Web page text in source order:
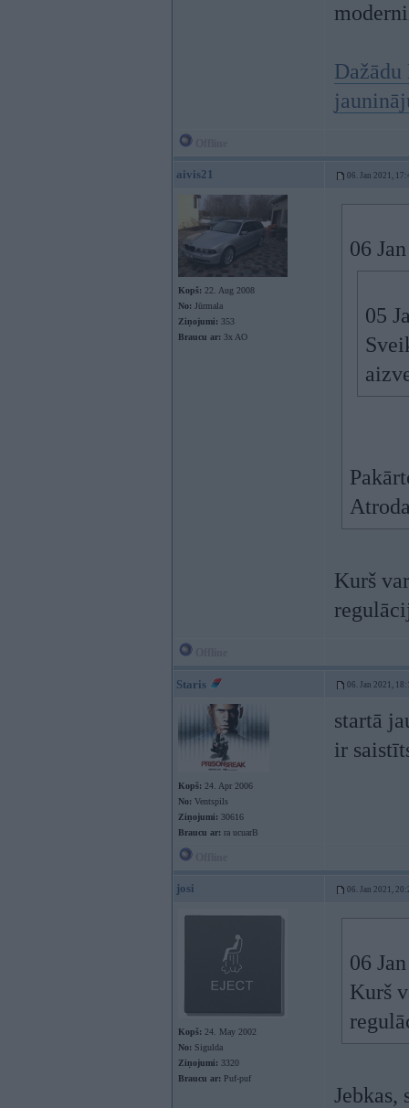
aivis21 06. Jan 2021,
Kopš: 22. Aug 2008
No: Jūrmala
Ziņojumi: 353
Braucu ar: 3x AO
06
05
Kurš
Staris 06. Jan 2021,
Kopš: 24. Apr 2006
No: Ventspils
Ziņojumi: 30616
Braucu ar: ra ucuarB
startā
ir
josi 06. Jan 2021,
Kopš: 24. May 2002
No: Sigulda
Ziņojumi: 3320
Braucu ar: Puf-puf
06
Kurš
Jebkas,